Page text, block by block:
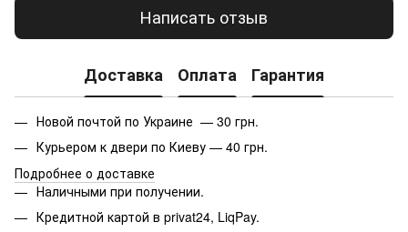
Написать отзыв
Доставка Оплата Гарантия
Новой почтой по Украине — 30 грн.
Курьером к двери по Киеву — 40 грн.
Подробнее о доставке
Наличными при получении.
Кредитной картой в privat24, LiqPay.